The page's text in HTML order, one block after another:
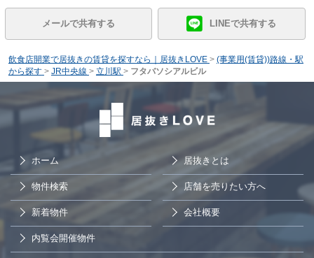
メールで共有する LINEで共有する
飲食店開業で居抜きの賃貸を探すなら｜居抜きLOVE > (事業用(賃貸))路線・駅
から探す > JR中央線 > 立川駅 > フタバソシアルビル
ホーム 居抜きとは
物件検索 店舗を売りたい方へ
新着物件 会社概要
内覧会開催物件